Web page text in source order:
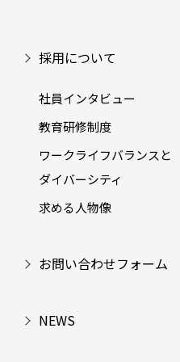
採用について
社員インタビュー
教育研修制度
ワークライフバランスと
ダイバーシティ
求める人物像
お問い合わせフォーム
NEWS